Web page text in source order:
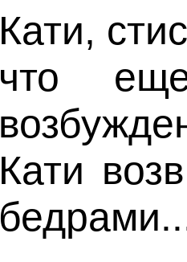
Кати,
что
Кати